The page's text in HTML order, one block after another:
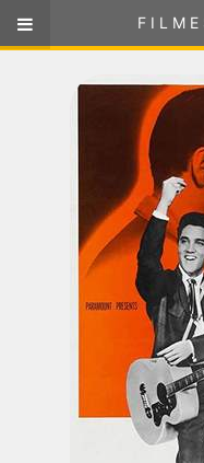
FILMES NO
SELECIONE SUA
FILMES EM CARTAZ
PRÓXIMOS
GÊNEROS
NOTÍCIAS
PÁGINA INICIAL
FilmesNoCinema.com.bré o
sessões de cinema no Brasil.